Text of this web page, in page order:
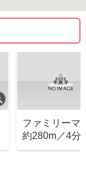
ファミリーマ
ト 坂東沓掛店
約280m／4分